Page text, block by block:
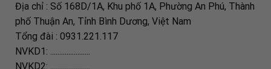
Địa chỉ : Số 168D/1A, Khu phố 1A, Phường An Phú, Thành
phố Thuận An, Tỉnh Bình Dương, Việt Nam
Tổng đài : 0931.221.117
NVKD1: ......................
NVKD2: ......................